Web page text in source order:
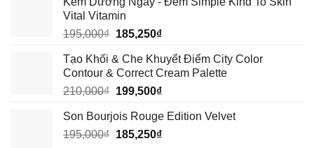
Vital Vitamin
195,000₫ Giá
là:
195,000₫.
185,250₫Giá
tại
là:
185,250₫.
Tạo Khối & Che Khuyết Điểm City Color
Contour & Correct Cream Palette
210,000₫ Giá
là:
210,000₫.
199,500₫Giá
tại
là:
Son Bourjois Rouge Edition Velvet
195,000₫ Giá
185,250₫Giá